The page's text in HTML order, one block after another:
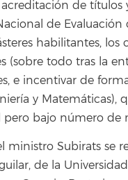
de
de
habilitantes, los
(sobre todo tras la
e incentivar de
y
bajo número de
ministro Subirats se
de la